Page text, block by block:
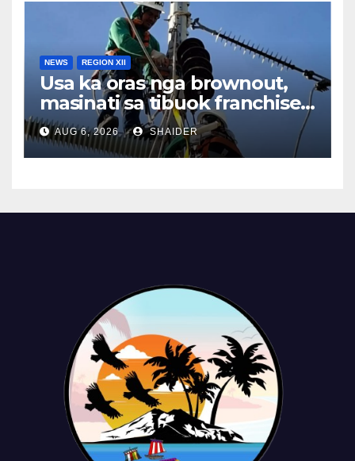
NEWS REGION XII
Usa ka oras nga brownout,
masinati sa tibuok franchise
area sa Cotabato Light
karong Agosto 16
AUG 6, 2026 SHAIDER